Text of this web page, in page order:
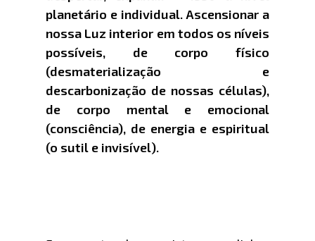
planetário e individual. Ascensionar a
nossa Luz interior em todos os níveis
possíveis, de corpo físico
(desmaterialização e
descarbonização de nossas células),
de corpo mental e emocional
(consciência), de energia e espiritual
(o sutil e invisível).